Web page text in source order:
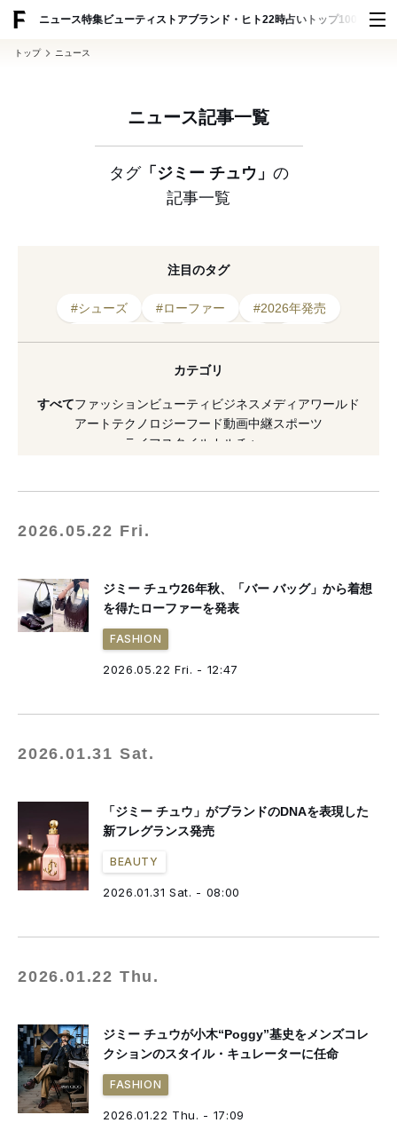
ニュース特集ビューティ ストアブランド・ヒト22時占い トップ100 スナッ
トップ ニュース
ニュース記事一覧
タグ「ジミー チュウ」 の
記事一覧
注目のタグ
#シューズ #ローファー
#2026年発売
#フレグランス
#バッグ
#2026年秋冬
#コラボレーション
カテゴリ
すべてファッションビューティ ビジネス メディアワールド
アート テクノロジーフード動画中継スポーツ
ライフスタイル
カルチャー
2026.05.22 Fri.
ジミー チュウ26年秋、「バー バッグ」から着想
を得たローファーを発表
FASHION
2026.05.22 Fri. - 12:47
2026.01.31 Sat.
「ジミー チュウ」がブランドのDNAを表現した
新フレグランス発売
BEAUTY
2026.01.31 Sat. - 08:00
2026.01.22 Thu.
ジミー チュウが小木“Poggy”基史をメンズコレ
クションのスタイル・キュレーターに任命
FASHION
2026.01.22 Thu. - 17:09